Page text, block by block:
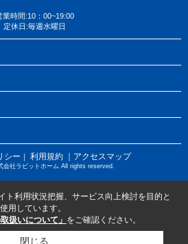
業時間:10：00~19:00
定休日:毎週水曜日
シー ｜ 利用規約 ｜アクセスマップ
会社ラビットホーム All rights reserved.
ト利用状況把握、サービス向上検討を目的と
用しています。
扱いについて」 をご確認ください。
閉じる